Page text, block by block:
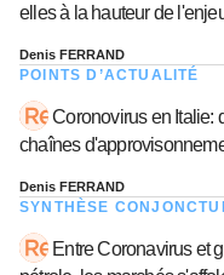
elles à la hauteur de
Denis FERRAND
POINTS D’ACTUALITÉ
Coronovirus en Italie:
chaînes
Denis FERRAND
SYNTHÈSE
Entre Coronavirus et